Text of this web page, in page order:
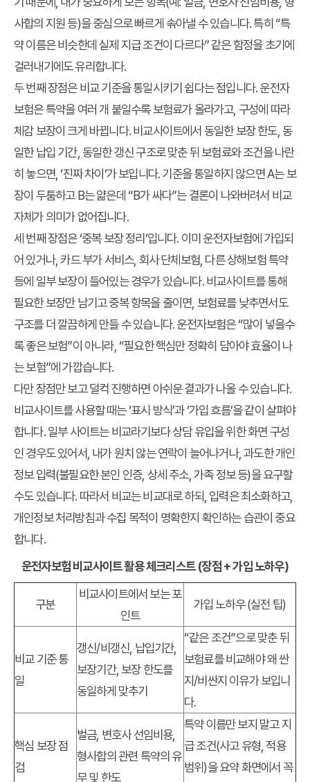
사합의 지원 등)을 중심으로 빠르게 솎아낼 수 있습니다. 특히 “특
약 이름은 비슷한데 실제 지급 조건이 다르다” 같은 함정을 초기에
걸러내기에도 유리합니다.
두 번째 장점은 비교 기준을 통일시키기 쉽다는 점입니다. 운전자
보험은 특약을 여러 개 붙일수록 보험료가 올라가고, 구성에 따라
체감 보장이 크게 바뀝니다. 비교사이트에서 동일한 보장 한도, 동
일한 납입 기간, 동일한 갱신 구조로 맞춘 뒤 보험료와 조건을 나란
히 놓으면, ‘진짜 차이’가 보입니다. 기준을 통일하지 않으면 A는 보
장이 두툼하고 B는 얇은데 “B가 싸다”는 결론이 나와버려서 비교
자체가 의미가 없어집니다.
세 번째 장점은 ‘중복 보장 정리’입니다. 이미 운전자보험에 가입되
어 있거나, 카드 부가 서비스, 회사 단체보험, 다른 상해보험 특약
등에 일부 보장이 들어있는 경우가 있습니다. 비교사이트를 통해
필요한 보장만 남기고 중복 항목을 줄이면, 보험료를 낮추면서도
구조를 더 깔끔하게 만들 수 있습니다. 운전자보험은 “많이 넣을수
록 좋은 보험”이 아니라, “필요한 핵심만 정확히 담아야 효율이 나
는 보험”에 가깝습니다.
다만 장점만 보고 덜컥 진행하면 아쉬운 결과가 나올 수 있습니다.
비교사이트를 사용할 때는 ‘표시 방식’과 ‘가입 흐름’을 같이 살펴야
합니다. 일부 사이트는 비교라기보다 상담 유입을 위한 화면 구성
인 경우도 있어서, 내가 원치 않는 연락이 늘어나거나, 과도한 개인
정보 입력(불필요한 본인 인증, 상세 주소, 가족 정보 등)을 요구할
수도 있습니다. 따라서 비교는 비교대로 하되, 입력은 최소화하고,
개인정보 처리방침과 수집 목적이 명확한지 확인하는 습관이 중요
합니다.
운전자보험 비교사이트 활용 체크리스트 (장점 + 가입 노하우)
구분
비교사이트에서 보는 포
인트
가입 노하우 (실전 팁)
비교 기준 통
일
갱신/비갱신, 납입기간,
보장기간, 보장 한도를
동일하게 맞추기
“같은 조건”으로 맞춘 뒤
보험료를 비교해야 왜 싼
지/비싼지 이유가 보입니
다.
핵심 보장 점
검
벌금, 변호사 선임비용,
형사합의 관련 특약의 유
무 및 한도
특약 이름만 보지 말고 지
급 조건(사고 유형, 적용
범위)을 요약 화면에서 꼭